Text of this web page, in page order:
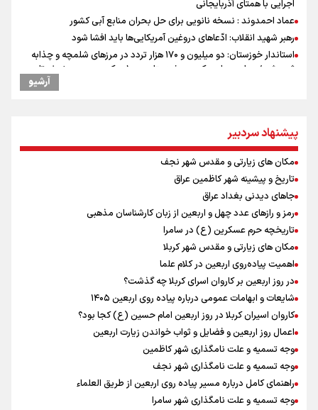
اجرایی با همتای آذربایجانی
عماد احمدوند : نسخه نانویی برای حل بحران منابع آبی کشور
رهبر شهید انقلاب: ادّعاهای دروغین آمریکایی‌ها باید افشا شود
استاندار خوزستان: دو میلیون و ۱۷۰ هزار تردد در مرزهای شلمچه و چذابه
ثبت شد / برپایی هزار موکب در خوزستان و ۱۰۰ موکب در مسیر نجف تا
جابجایی مرکز ثقل اقتصاد جهان انجام شد/ فرصت طلایی برای اقتصاد
ایران +نمودار
امیررضا غلامی، ملی پوش تکواندو : تمرکزم روی مسابقات پاکستان است نه
بازی های آسیایی
کانادا دو مظنون تیراندازی در نزدیکی کنسولگری آمریکا را بازداشت کرد
نصیری: امیدوارم با خوشرنگ‌ترین مدال‌ها به ایران برگردیم/ حضور شهاب
حسینی در اردو به تیم انگیزه می‌دهد/ امیدوارم پرسپولیس فصل موفقی
داشته باشد
رادین زینالی، ملی پوش تکواندو : قدم به قدم تلاش می کنم تا به طلای
المپیک برسم
اردوی تیم ملی تکواندو
دانیال شه‌بخش: اردوی ازبکستان کیفیت فنی تیم ملی را بالا برد/ برای
مدال ناگویا باید قهرمانان جهان و المپیک را شکست دهیم
آرشیو
پیشنهاد سردبیر
مکان های زیارتی و مقدس شهر نجف
تاریخ و پیشینه شهر کاظمین عراق
جاهای دیدنی بغداد عراق
رمز و رازهای عدد چهل و اربعین از زبان کارشناسان مذهبی
تاریخچه حرم عسکرین (ع) در سامرا
مکان های زیارتی و مقدس شهر کربلا
اهمیت پیاده‌روی اربعین در کلام علما
در روز اربعین بر کاروان اسرای کربلا چه گذشت؟
شایعات و ابهامات عمومی درباره پیاده روی اربعین ۱۴۰۵
کاروان اسیران کربلا در روز اربعین امام حسین (ع) کجا بود؟
اعمال روز اربعین و فضایل و ثواب خواندن زیارت اربعین
وجه تسمیه و علت نامگذاری شهر کاظمین
وجه تسمیه و علت نامگذاری شهر نجف
راهنمای کامل درباره مسیر پیاده روی اربعین از طریق العلماء
وجه تسمیه و علت نامگذاری شهر سامرا